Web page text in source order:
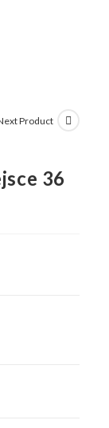
Product
36